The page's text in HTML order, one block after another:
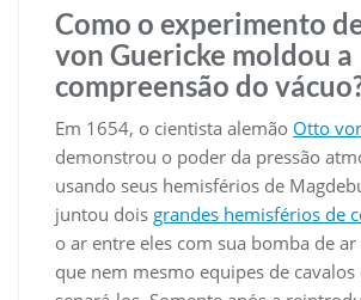
Como o experimento
von Guericke moldou a
compreensão do
Em 1654, o cientista alemão Otto
demonstrou o poder da pressão
usando seus hemisférios de
juntou dois grandes hemisférios de
o ar entre eles com sua bomba de
que nem mesmo equipes de cavalos